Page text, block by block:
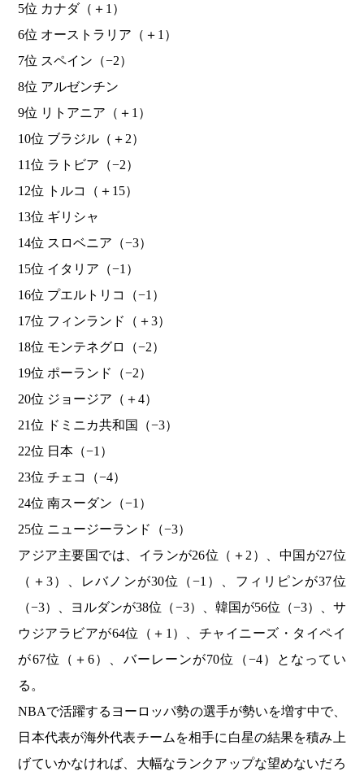
5位 カナダ（＋1）
6位 オーストラリア（＋1）
7位 スペイン（−2）
8位 アルゼンチン
9位 リトアニア（＋1）
10位 ブラジル（＋2）
11位 ラトビア（−2）
12位 トルコ（＋15）
13位 ギリシャ
14位 スロベニア（−3）
15位 イタリア（−1）
16位 プエルトリコ（−1）
17位 フィンランド（＋3）
18位 モンテネグロ（−2）
19位 ポーランド（−2）
20位 ジョージア（＋4）
21位 ドミニカ共和国（−3）
22位 日本（−1）
23位 チェコ（−4）
24位 南スーダン（−1）
25位 ニュージーランド（−3）
アジア主要国では、イランが26位（＋2）、中国が27位
（＋3）、レバノンが30位（−1）、フィリピンが37位
（−3）、ヨルダンが38位（−3）、韓国が56位（−3）、サ
ウジアラビアが64位（＋1）、チャイニーズ・タイペイ
が67位（＋6）、バーレーンが70位（−4）となってい
る。
NBAで活躍するヨーロッパ勢の選手が勢いを増す中で、
日本代表が海外代表チームを相手に白星の結果を積み上
げていかなければ、大幅なランクアップな望めないだろ